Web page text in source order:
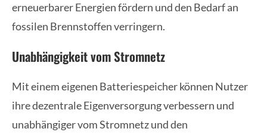
erneuerbarer Energien fördern und den Bedarf an
fossilen Brennstoffen verringern.
Unabhängigkeit vom Stromnetz
Mit einem eigenen Batteriespeicher können Nutzer
ihre dezentrale Eigenversorgung verbessern und
unabhängiger vom Stromnetz und den